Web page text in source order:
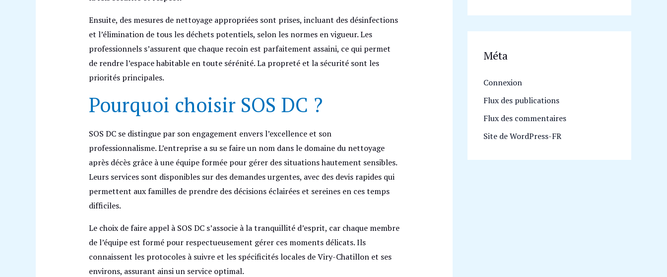
Ensuite, des mesures de nettoyage appropriées sont prises, incluant des désinfections
et l’élimination de tous les déchets potentiels, selon les normes en vigueur. Les
professionnels s’assurent que chaque recoin est parfaitement assaini, ce qui permet
de rendre l’espace habitable en toute sérénité. La propreté et la sécurité sont les
priorités principales.
Pourquoi choisir SOS DC ?
SOS DC se distingue par son engagement envers l’excellence et son
professionnalisme. L’entreprise a su se faire un nom dans le domaine du nettoyage
après décès grâce à une équipe formée pour gérer des situations hautement sensibles.
Leurs services sont disponibles sur des demandes urgentes, avec des devis rapides qui
permettent aux familles de prendre des décisions éclairées et sereines en ces temps
difficiles.
Le choix de faire appel à SOS DC s’associe à la tranquillité d’esprit, car chaque membre
de l’équipe est formé pour respectueusement gérer ces moments délicats. Ils
connaissent les protocoles à suivre et les spécificités locales de Viry-Chatillon et ses
environs, assurant ainsi un service optimal.
Méta
Connexion
Flux des publications
Flux des commentaires
Site de WordPress-FR